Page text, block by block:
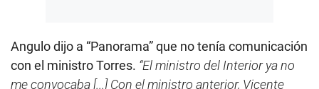
Angulo dijo a “Panorama” que no tenía comunicación
con el ministro Torres. “El ministro del Interior ya no
me convocaba [...] Con el ministro anterior, Vicente